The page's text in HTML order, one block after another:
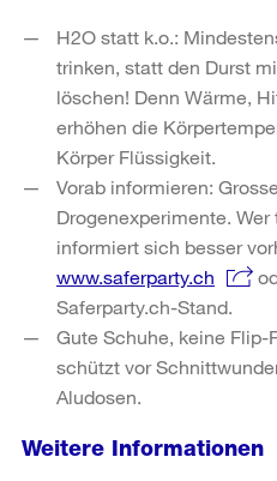
H2O statt k.o.:
trinken, statt den Durst
löschen! Denn Wärme,
erhöhen die
Körper Flüssigkeit.
Vorab informieren:
Drogenexperimente.
informiert sich besser
www.saferparty.ch
Saferparty.ch-Stand.
Gute Schuhe, keine Flip-
schützt vor
Aludosen.
Weitere Informationen